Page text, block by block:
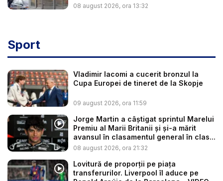
08 august 2026, ora 13:32
Sport
Vladimir Iacomi a cucerit bronzul la
Cupa Europei de tineret de la Skopje
09 august 2026, ora 11:59
Jorge Martin a câștigat sprintul Marelui
Premiu al Marii Britanii și și-a mărit
avansul în clasamentul general în clas...
08 august 2026, ora 21:32
Lovitură de proporții pe piața
transferurilor. Liverpool îl aduce pe